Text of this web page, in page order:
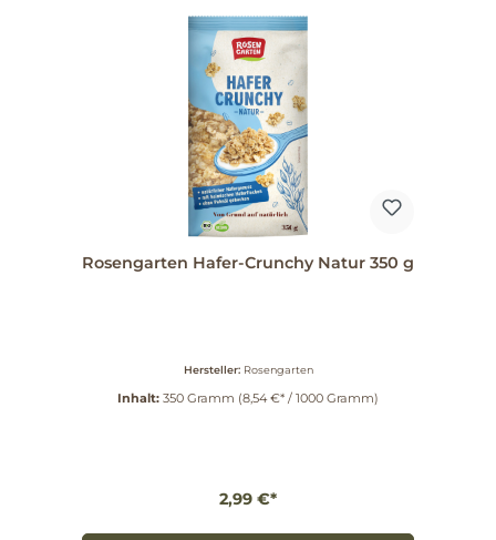
Rosengarten Hafer-Crunchy Natur 350 g
Hersteller: Rosengarten
Inhalt: 350 Gramm (8,54 €* / 1000 Gramm)
2,99 €*